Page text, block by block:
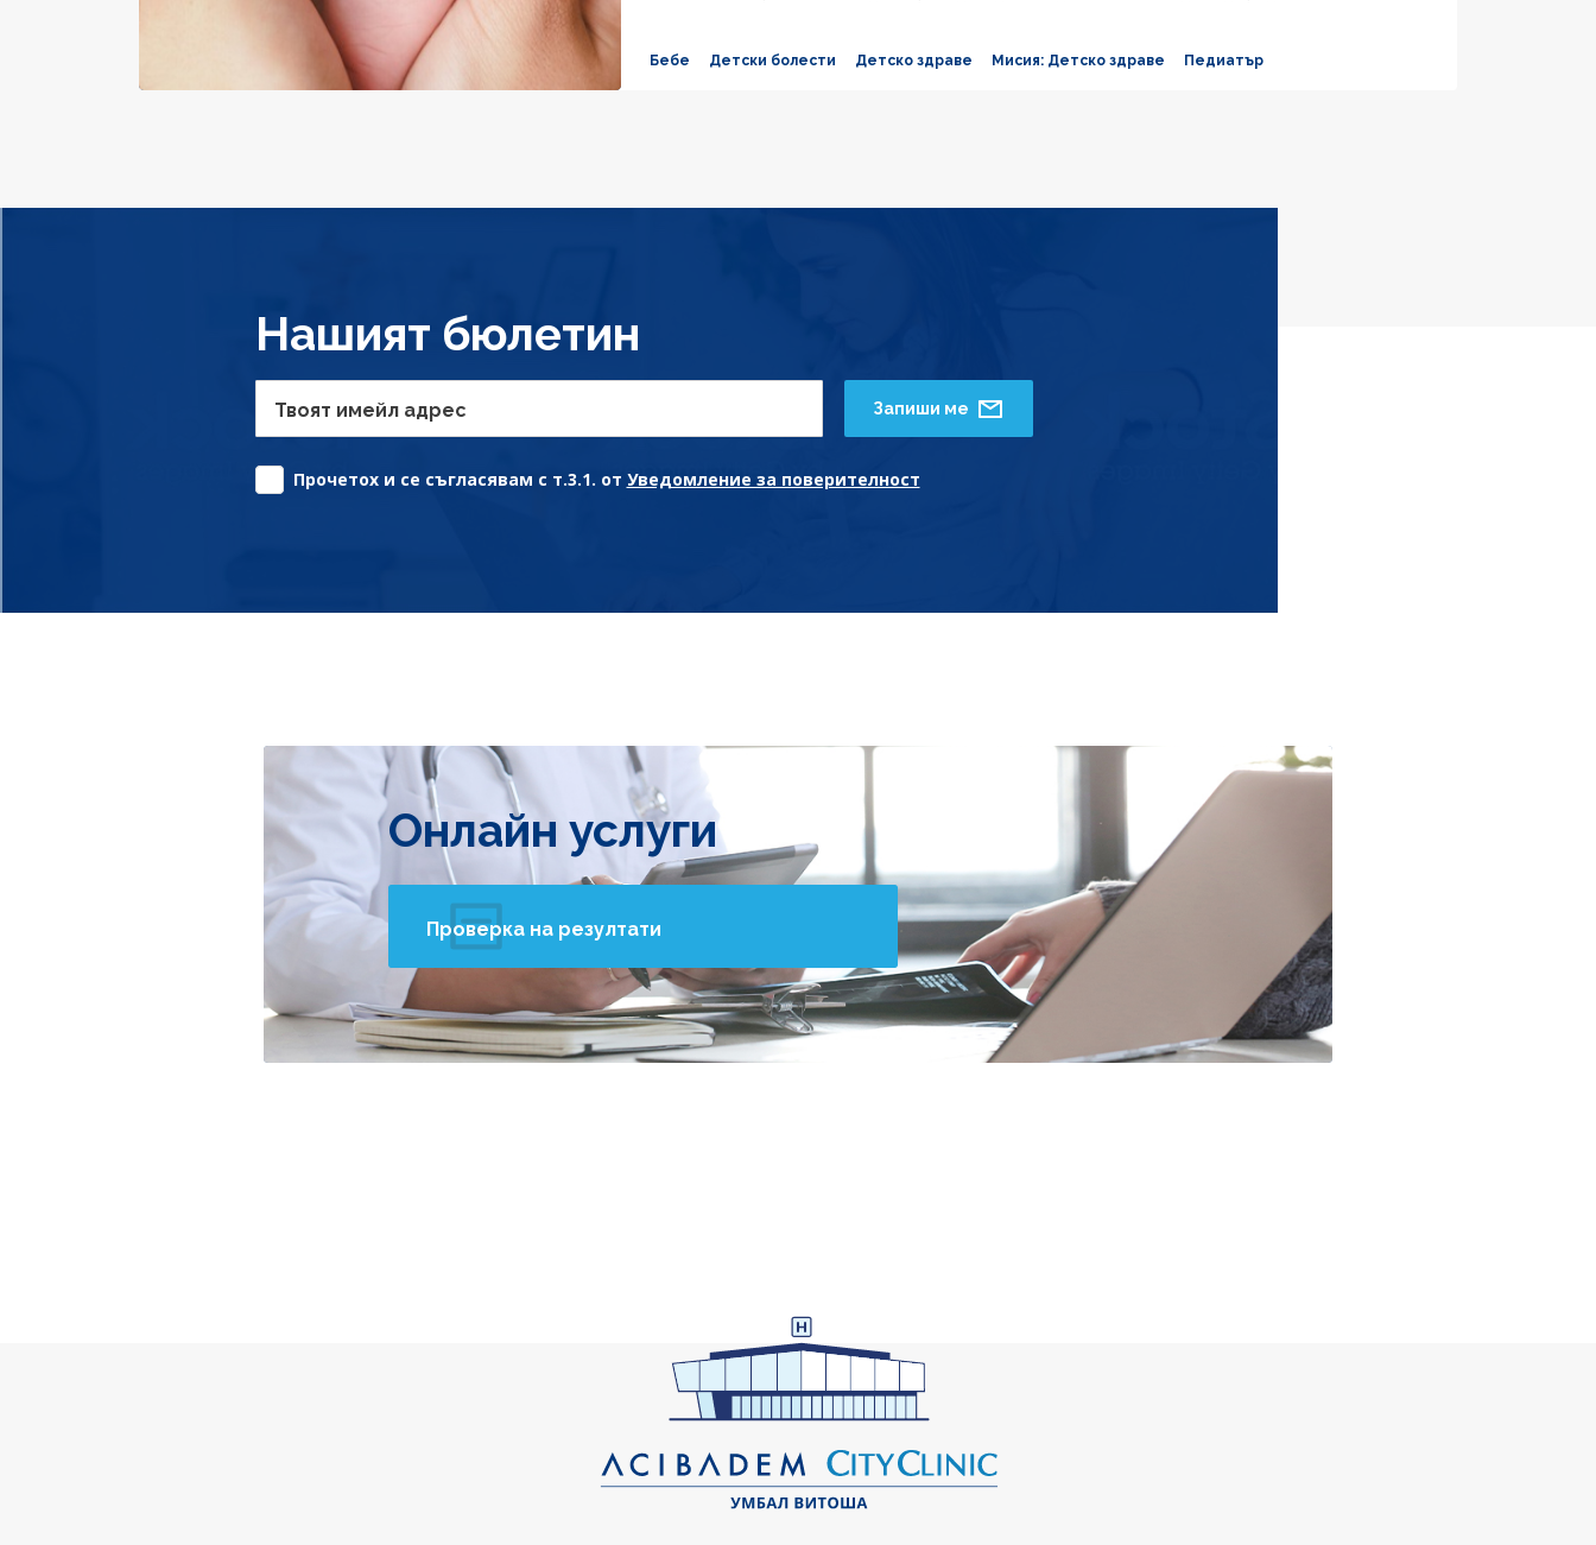
Бебе Детски болести Детско здраве Мисия: Детско здраве Педиатър
Нашият бюлетин
Твоят имейл адрес
Прочетох и се съгласявам с т.3.1. от Уведомление за поверителност
Запиши ме
Онлайн услуги
Проверка на резултати